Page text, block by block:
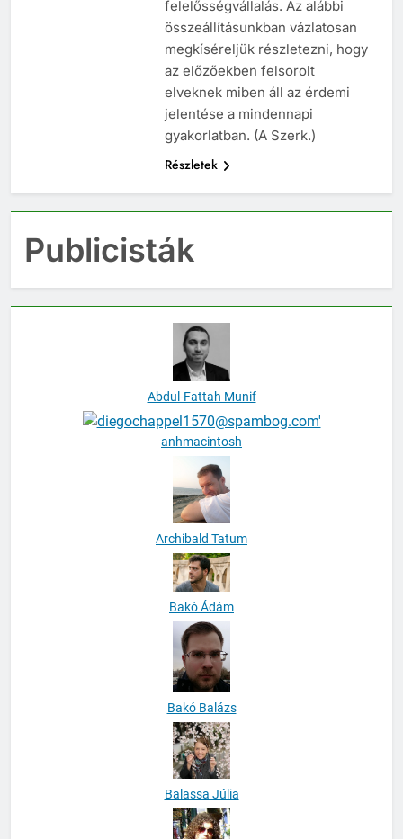
felelősségvállalás. Az alábbi
összeállításunkban vázlatosan
megkíséreljük részletezni, hogy
az előzőekben felsorolt
elveknek miben áll az érdemi
jelentése a mindennapi
Publicisták
Abdul-Fattah Munif
anhmacintosh
Archibald Tatum
Bakó Ádám
Bakó Balázs
Balassa Júlia